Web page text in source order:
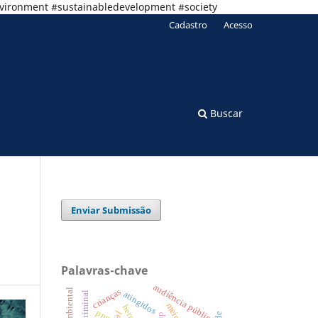
#sustainabledevelopment #society
Buscar
Cadastro Acesso
Enviar Submissão
Palavras-chave
audiência pública
atingidos
crianças